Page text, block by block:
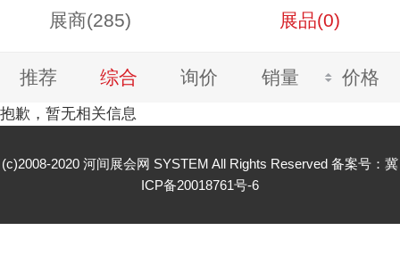
展商(285) 展品(0)
推荐 综合 询价 销量 价格
抱歉，暂无相关信息
(c)2008-2020 河间展会网 SYSTEM All Rights Reserved 备案号： 冀
ICP备20018761号-6